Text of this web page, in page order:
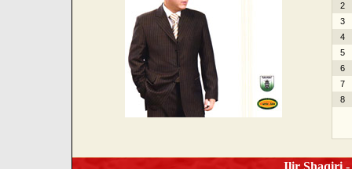
2
3
4
5
6
7
8
Ilir Shaqiri